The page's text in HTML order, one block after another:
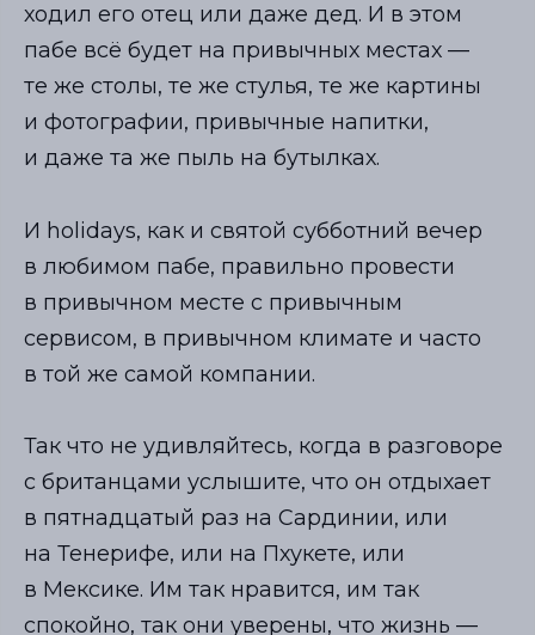
ходил его отец или даже дед. И в этом
пабе всё будет на привычных местах —
те же столы, те же стулья, те же картины
и фотографии, привычные напитки,
и даже та же пыль на бутылках.
И holidays, как и святой субботний вечер
в любимом пабе, правильно провести
в привычном месте с привычным
сервисом, в привычном климате и часто
в той же самой компании.
Так что не удивляйтесь, когда в разговоре
с британцами услышите, что он отдыхает
в пятнадцатый раз на Сардинии, или
на Тенерифе, или на Пхукете, или
в Мексике. Им так нравится, им так
спокойно, так они уверены, что жизнь —